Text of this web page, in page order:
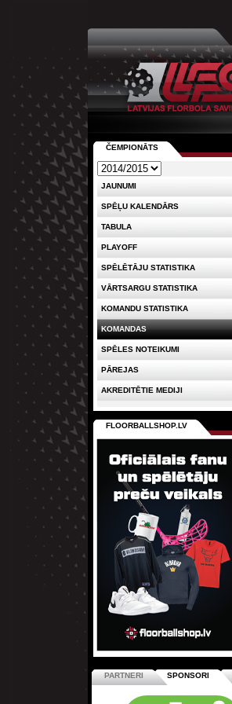
ČEMPIONĀTS
JAUNUMI
SPĒĻU KALENDĀRS
TABULA
PLAYOFF
SPĒLĒTĀJU STATISTIKA
VĀRTSARGU STATISTIKA
KOMANDU STATISTIKA
KOMANDAS
SPĒLES NOTEIKUMI
PĀREJAS
AKREDITĒTIE MEDIJI
FLOORBALLSHOP.LV
PARTNERI SPONSORI